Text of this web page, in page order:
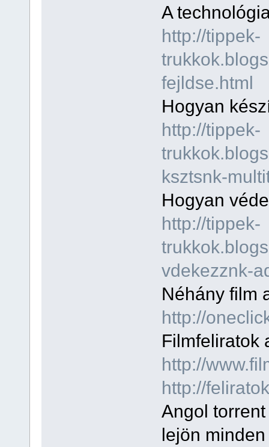
A
http://tippek-
fejldse.html
Hogyan
http://tippek-
ksztsnk-
Hogyan
http://tippek-
vdekezznk-
Néhány film
http://
Filmfeliratok
http://
http://
Angol
lejön